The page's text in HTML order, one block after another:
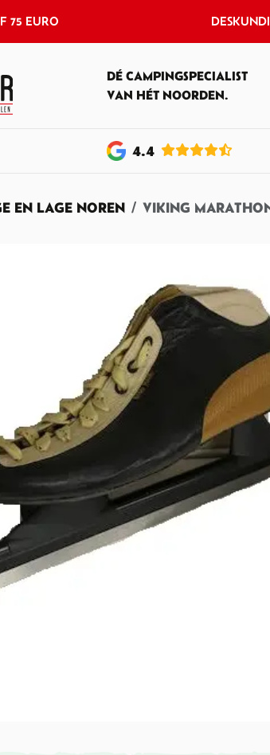
75 EURO
DÉ CAMPINGSPECIALIST
VAN HÉT NOORDEN.
4.4
EN LAGE NOREN VIKING